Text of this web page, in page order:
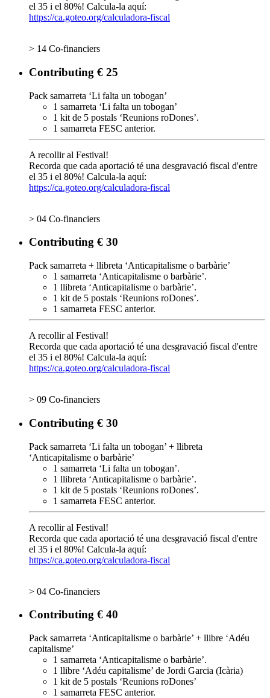
el 35 i el 80%! Calcula-la aquí:
https://ca.goteo.org/calculadora-fiscal
> 14 Co-financiers
Contributing € 25
Pack samarreta ‘Li falta un tobogan’
1 samarreta ‘Li falta un tobogan’
1 kit de 5 postals ‘Reunions roDones’.
1 samarreta FESC anterior.
A recollir al Festival!
Recorda que cada aportació té una desgravació fiscal d'entre
el 35 i el 80%! Calcula-la aquí:
https://ca.goteo.org/calculadora-fiscal
> 04 Co-financiers
Contributing € 30
Pack samarreta + llibreta ‘Anticapitalisme o barbàrie’
1 samarreta ‘Anticapitalisme o barbàrie’.
1 llibreta ‘Anticapitalisme o barbàrie’.
1 kit de 5 postals ‘Reunions roDones’.
1 samarreta FESC anterior.
A recollir al Festival!
Recorda que cada aportació té una desgravació fiscal d'entre
el 35 i el 80%! Calcula-la aquí:
https://ca.goteo.org/calculadora-fiscal
> 09 Co-financiers
Contributing € 30
Pack samarreta ‘Li falta un tobogan’ + llibreta
‘Anticapitalisme o barbàrie’
1 samarreta ‘Li falta un tobogan’.
1 llibreta ‘Anticapitalisme o barbàrie’.
1 kit de 5 postals ‘Reunions roDones’.
1 samarreta FESC anterior.
A recollir al Festival!
Recorda que cada aportació té una desgravació fiscal d'entre
el 35 i el 80%! Calcula-la aquí:
https://ca.goteo.org/calculadora-fiscal
> 04 Co-financiers
Contributing € 40
Pack samarreta ‘Anticapitalisme o barbàrie’ + llibre ‘Adéu
capitalisme’
1 samarreta ‘Anticapitalisme o barbàrie’.
1 llibre ‘Adéu capitalisme’ de Jordi Garcia (Icària)
1 kit de 5 postals ‘Reunions roDones’
1 samarreta FESC anterior.